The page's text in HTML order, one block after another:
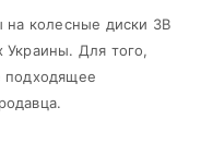
на колесные диски ЗВ
Украины. Для того,
подходящее